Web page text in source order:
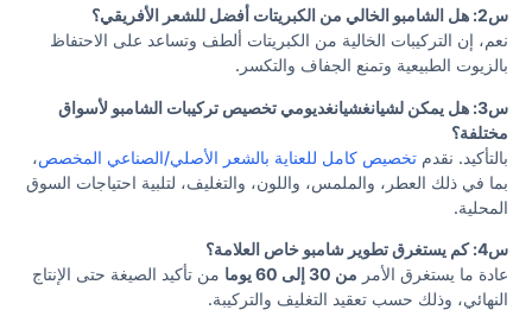
س2: هل الشامبو الخالي من الكبريتات أفضل للشعر الأفريقي؟
نعم، إن التركيبات الخالية من الكبريتات ألطف وتساعد على الاحتفاظ
بالزيوت الطبيعية وتمنع الجفاف والتكسر.
س3: هل يمكن لشيانغشيانغديومي تخصيص تركيبات الشامبو لأسواق
مختلفة؟
بالتأكيد. نقدم تخصيص كامل للعناية بالشعر الأصلي/الصناعي المخصص،
بما في ذلك العطر، والملمس، واللون، والتغليف، لتلبية احتياجات السوق
المحلية.
س4: كم يستغرق تطوير شامبو خاص العلامة؟
عادة ما يستغرق الأمر من 30 إلى 60 يوما
من تأكيد الصيغة حتى الإنتاج
النهائي، وذلك حسب تعقيد التغليف والتركيبة.